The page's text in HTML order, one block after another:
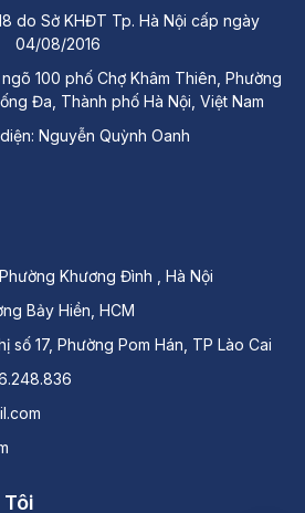
Khương Đình , Hà Nội
Bảy Hiền, HCM
số 17, Phường Pom Hán, TP Lào Cai
do Sở KHĐT Tp. Hà Nội cấp ngày
04/08/2016
100 phố Chợ Khâm Thiên, Phường
Đa, Thành phố Hà Nội, Việt Nam
Nguyễn Quỳnh Oanh